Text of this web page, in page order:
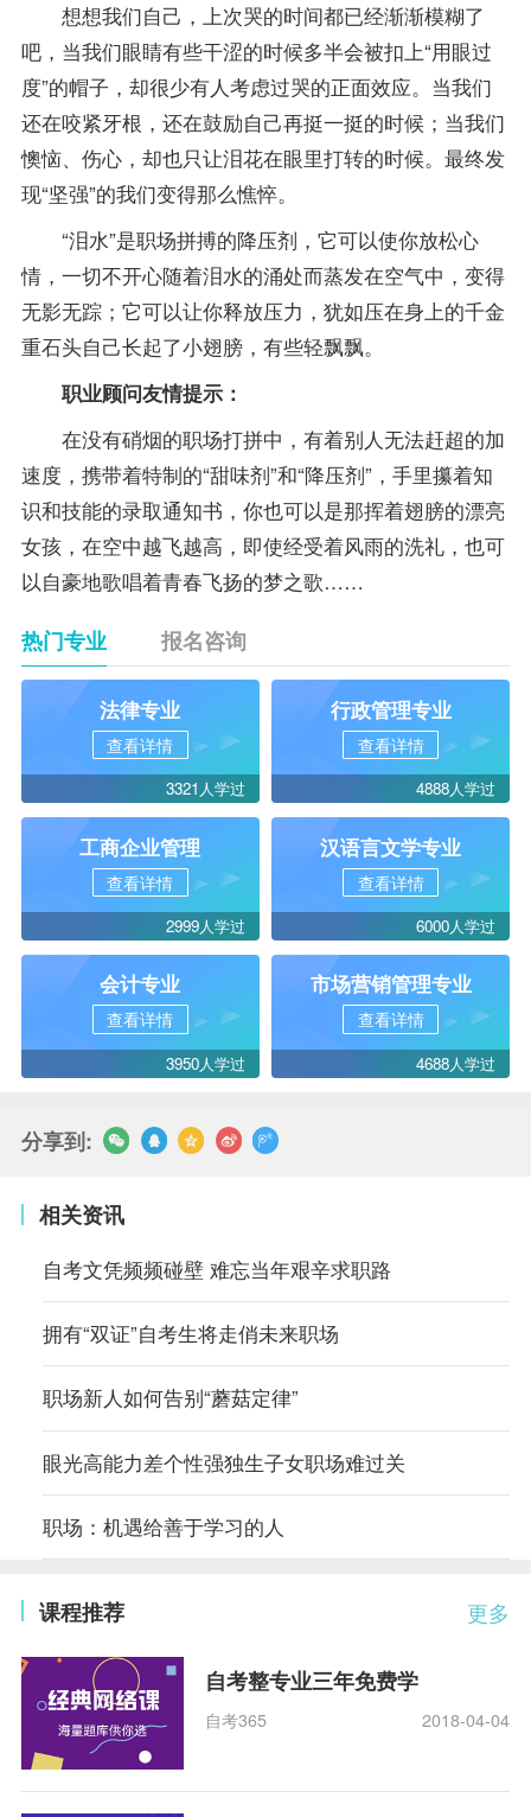
想想我们自己，上次哭的时间都已经渐渐模糊了
吧，当我们眼睛有些干涩的时候多半会被扣上“用眼过
度”的帽子，却很少有人考虑过哭的正面效应。当我们
还在咬紧牙根，还在鼓励自己再挺一挺的时候；当我们
懊恼、伤心，却也只让泪花在眼里打转的时候。最终发
现“坚强”的我们变得那么憔悴。
“泪水”是职场拼搏的降压剂，它可以使你放松心
情，一切不开心随着泪水的涌处而蒸发在空气中，变得
无影无踪；它可以让你释放压力，犹如压在身上的千金
重石头自己长起了小翅膀，有些轻飘飘。
职业顾问友情提示：
在没有硝烟的职场打拼中，有着别人无法赶超的加
速度，携带着特制的“甜味剂”和“降压剂”，手里攥着知
识和技能的录取通知书，你也可以是那挥着翅膀的漂亮
女孩，在空中越飞越高，即使经受着风雨的洗礼，也可
以自豪地歌唱着青春飞扬的梦之歌……
热门专业 报名咨询
法律专业
查看详情
3321人学过
行政管理专业
查看详情
4888人学过
工商企业管理
查看详情
2999人学过
汉语言文学专业
查看详情
6000人学过
会计专业
查看详情
3950人学过
市场营销管理专业
查看详情
4688人学过
分享到:
相关资讯
自考文凭频频碰壁 难忘当年艰辛求职路
拥有“双证”自考生将走俏未来职场
职场新人如何告别“蘑菇定律”
眼光高能力差个性强独生子女职场难过关
职场：机遇给善于学习的人
更多
课程推荐
自考整专业三年免费学
自考365 2018-04-04